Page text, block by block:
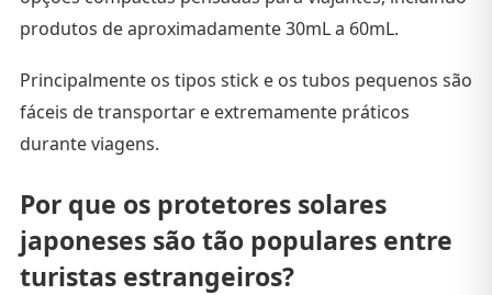
produtos de aproximadamente 30mL a 60mL.
Principalmente os tipos stick e os tubos pequenos são
fáceis de transportar e extremamente práticos
durante viagens.
Por que os protetores solares
japoneses são tão populares entre
turistas estrangeiros?